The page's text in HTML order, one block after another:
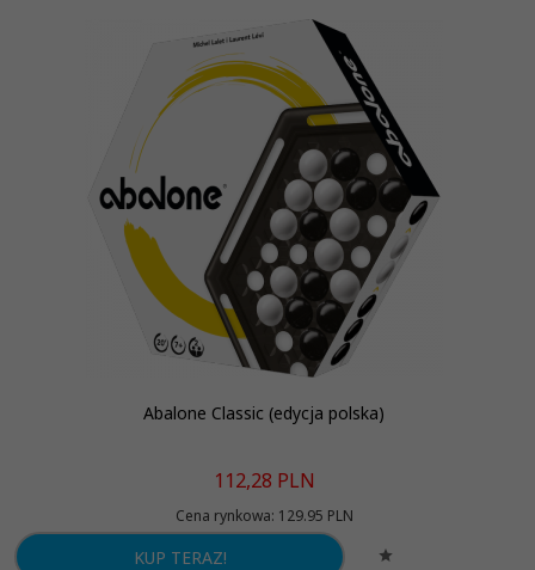
Abalone Classic (edycja polska)
112,28 PLN
Cena rynkowa: 129.95 PLN
KUP TERAZ!